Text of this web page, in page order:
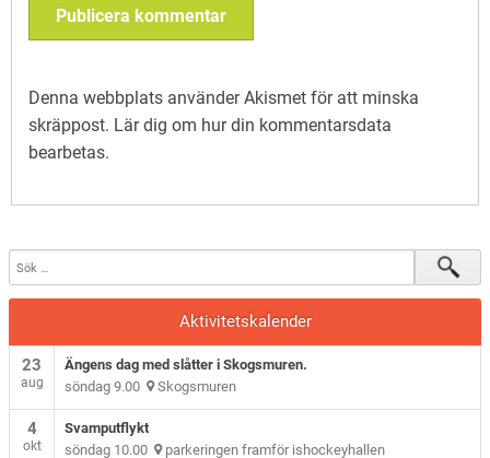
Denna webbplats använder Akismet för att minska
skräppost. Lär dig om hur din kommentarsdata
bearbetas.
Aktivitetskalender
23
aug
Ängens dag med slåtter i Skogsmuren.
söndag 9.00 Skogsmuren
4
okt
Svamputflykt
söndag 10.00 parkeringen framför ishockeyhallen